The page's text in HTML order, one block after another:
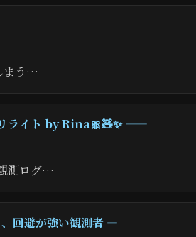
まう…
ライト by Rina🎀🧸✨ ——
測ログ…
回避が強い観測者 ―